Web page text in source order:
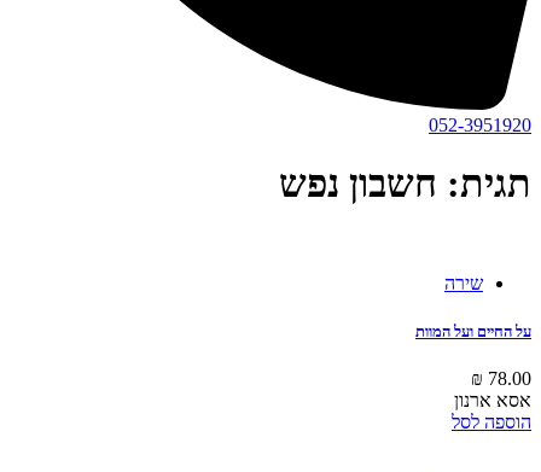
052-3951920
תגית: חשבון נפש
שירה
על החיים ועל המוות
78.00
₪
אסא ארנון
הוספה לסל